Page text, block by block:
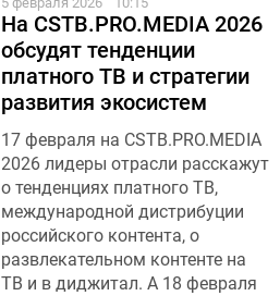
На CSTB.PRO.MEDIA 2026
обсудят тенденции
платного ТВ и стратегии
развития экосистем
17 февраля на CSTB.PRO.MEDIA
2026 лидеры отрасли расскажут
о тенденциях платного ТВ,
международной дистрибуции
российского контента, о
развлекательном контенте на
ТВ и в диджитал. А 18 февраля